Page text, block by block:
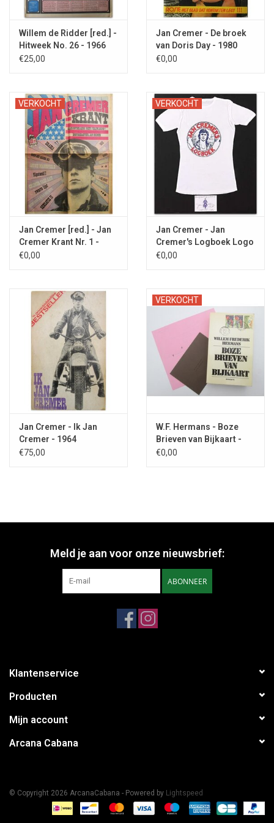
Willem de Ridder [red.] -
Hitweek No. 26 - 1966
€25,00
Jan Cremer - De broek
van Doris Day - 1980
€0,00
VERKOCHT
Jan Cremer [red.] - Jan
Cremer Krant Nr. 1 -
1967
€0,00
VERKOCHT
Jan Cremer - Jan
Cremer's Logboek Logo
T-shirt - 1978
€0,00
Jan Cremer - Ik Jan
Cremer - 1964
€75,00
VERKOCHT
W.F. Hermans - Boze
Brieven van Bijkaart -
1977
€0,00
Meld je aan voor onze nieuwsbrief:
ABONNEER
Klantenservice
Producten
Mijn account
Arcana Cabana
© Copyright 2026 ArcanaCabana - Powered by Lightspeed